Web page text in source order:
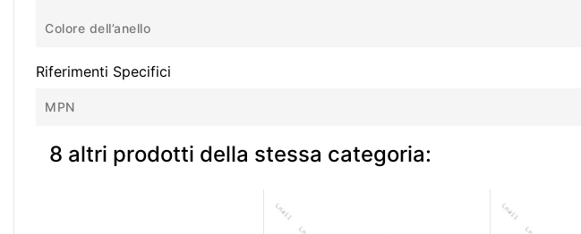
Colore dell’anello
Riferimenti Specifici
MPN
8 altri prodotti della stessa categoria: